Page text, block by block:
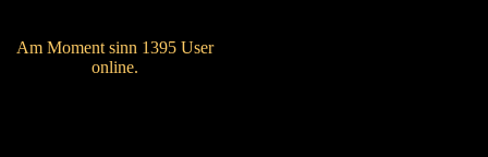
Am Moment sinn 1395 User
online.